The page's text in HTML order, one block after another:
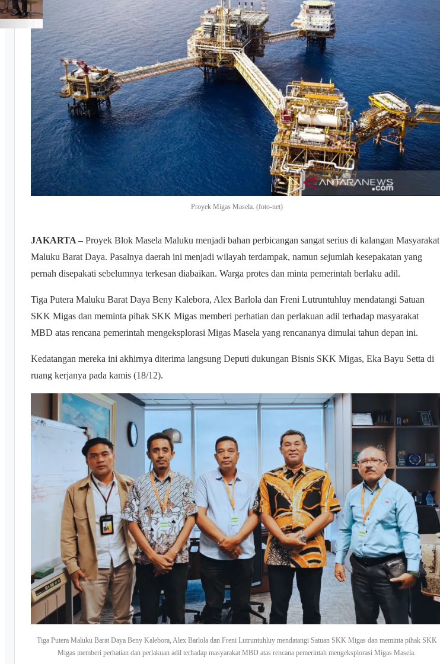
Proyek Migas Masela. (foto-net)
JAKARTA – Proyek Blok Masela Maluku menjadi bahan perbicangan sangat serius di kalangan Masyarakat
Maluku Barat Daya. Pasalnya daerah ini menjadi wilayah terdampak, namun sejumlah kesepakatan yang
pernah disepakati sebelumnya terkesan diabaikan. Warga protes dan minta pemerintah berlaku adil.
Tiga Putera Maluku Barat Daya Beny Kalebora, Alex Barlola dan Freni Lutruntuhluy mendatangi Satuan
SKK Migas dan meminta pihak SKK Migas memberi perhatian dan perlakuan adil terhadap masyarakat
MBD atas rencana pemerintah mengeksplorasi Migas Masela yang rencananya dimulai tahun depan ini.
Kedatangan mereka ini akhirnya diterima langsung Deputi dukungan Bisnis SKK Migas, Eka Bayu Setta di
ruang kerjanya pada kamis (18/12).
Tiga Putera Maluku Barat Daya Beny Kalebora, Alex Barlola dan Freni Lutruntuhluy mendatangi Satuan SKK Migas dan meminta pihak SKK
Migas memberi perhatian dan perlakuan adil terhadap masyarakat MBD atas rencana pemerintah mengeksplorasi Migas Masela.